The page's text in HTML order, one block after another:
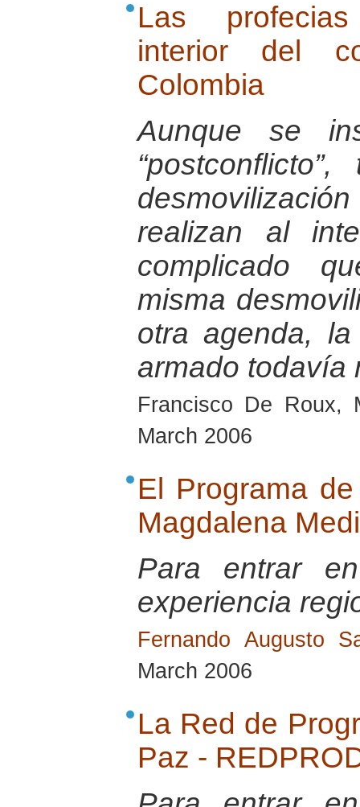
Las
interior del
Colombia
Aunque se
realizan al
complicado
misma
otra agenda,
armado todavía
Francisco De Roux,
March 2006
El Programa
Magdalena
Para entrar
experiencia
Fernando Augusto
March 2006
La Red de
Paz -